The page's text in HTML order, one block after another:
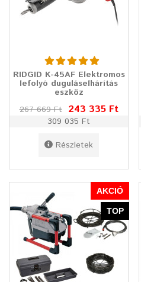
RIDGID K-45AF Elektromos
lefolyó duguláselhárítás
eszköz
267 669 Ft 243 335 Ft
309 035 Ft
Részletek
AKCIÓ
TOP